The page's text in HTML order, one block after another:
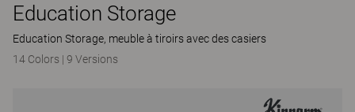
Education Storage
Education Storage, meuble à tiroirs avec des casiers
14 Colors | 9 Versions